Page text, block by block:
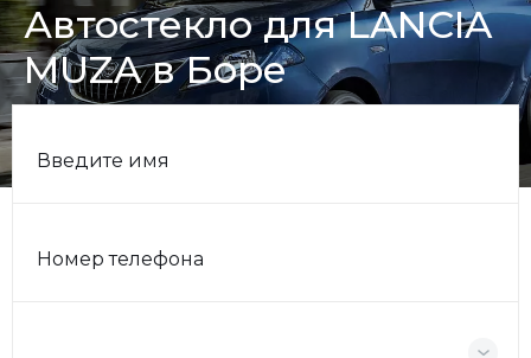
Автостекло для LANCIA
MUZA в Боре
Введите имя
Номер телефона